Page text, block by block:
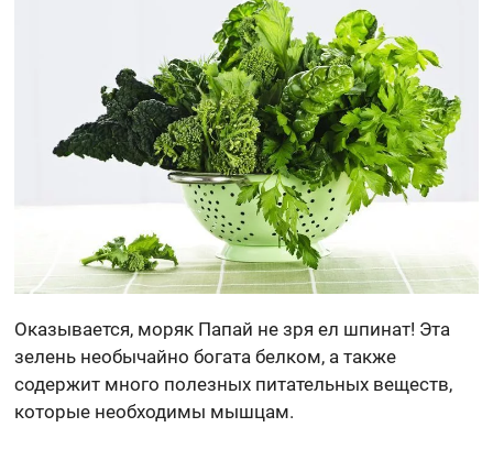
Оказывается, моряк Папай не зря ел шпинат! Эта
зелень необычайно богата белком, а также
содержит много полезных питательных веществ,
которые необходимы мышцам.